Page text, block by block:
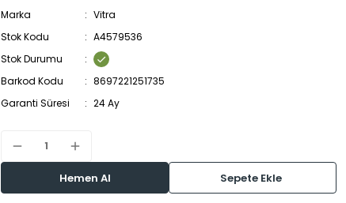
Marka
Vitra
Stok Kodu
A4579536
Stok Durumu
Barkod Kodu
8697221251735
Garanti Süresi
24 Ay
Hemen Al Sepete Ekle